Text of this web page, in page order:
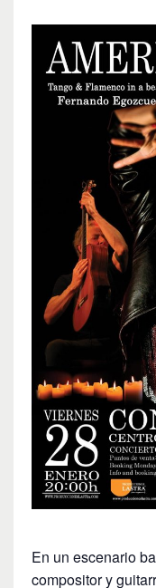
En un escenario
compositor y